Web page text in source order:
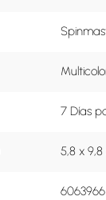
7 Días
5,8 x
6063966